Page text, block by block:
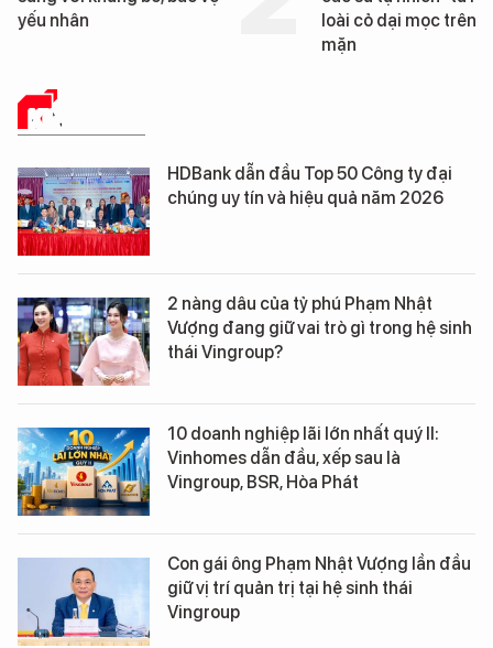
loài cỏ dại mọc trên đất
KINH TẾ SỐ
HDBank dẫn đầu Top 50 Công ty đại
chúng uy tín và hiệu quả năm 2026
2 nàng dâu của tỷ phú Phạm Nhật
Vượng đang giữ vai trò gì trong hệ sinh
thái Vingroup?
10 doanh nghiệp lãi lớn nhất quý II:
Vinhomes dẫn đầu, xếp sau là
Vingroup, BSR, Hòa Phát
Con gái ông Phạm Nhật Vượng lần đầu
giữ vị trí quản trị tại hệ sinh thái
Vingroup